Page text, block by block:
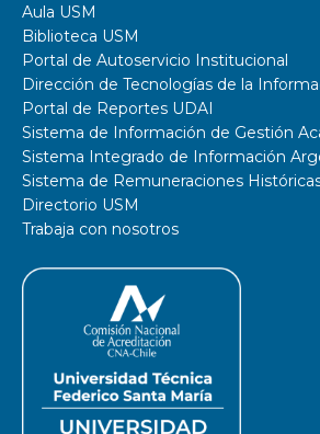
Aula USM
Biblioteca USM
Portal de Autoservicio Institucional
Dirección de Tecnologías de la
Portal de Reportes UDAI
Sistema de Información de Gestión
Sistema Integrado de Información
Sistema de Remuneraciones
Directorio USM
Trabaja con nosotros